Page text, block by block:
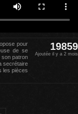
pour
de se
son patron
secrétaire
les pièces
19859
Ajoutée il y a 2 mois